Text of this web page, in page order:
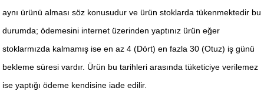
aynı ürünü alması söz konusudur ve ürün stoklarda tükenmektedir bu
durumda;ödemesini internet üzerinden yaptınız ürün eğer
stoklarmızda kalmamış ise en az 4 (Dört) en fazla 30 (Otuz) iş günü
bekleme süresi vardır. Ürün bu tarihleri arasında tüketiciye verilemez
ise yaptığı ödeme kendisine iade edilir.